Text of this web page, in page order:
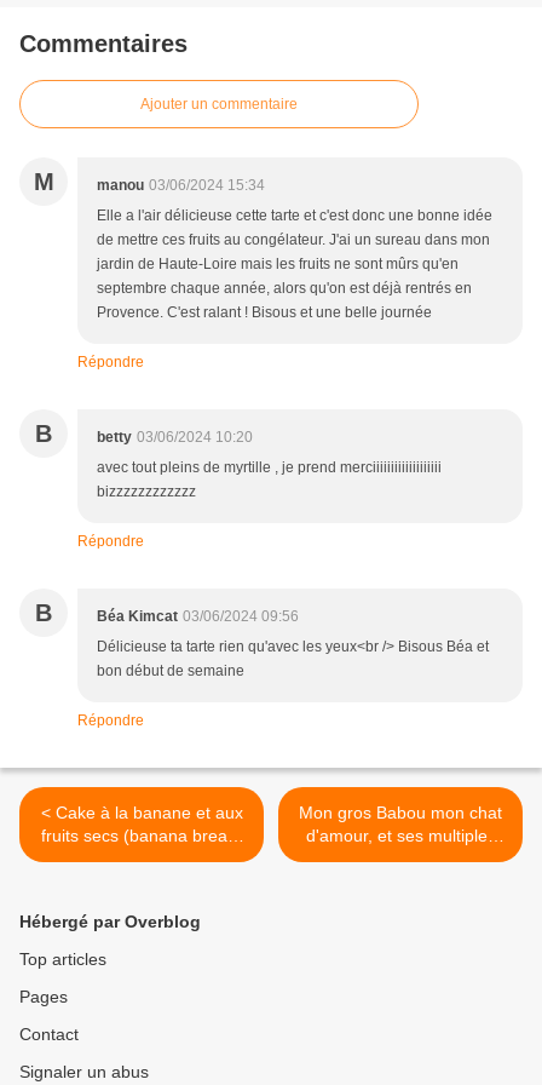
Commentaires
Ajouter un commentaire
M manou 03/06/2024 15:34
Elle a l'air délicieuse cette tarte et c'est donc une bonne idée
de mettre ces fruits au congélateur. J'ai un sureau dans mon
jardin de Haute-Loire mais les fruits ne sont mûrs qu'en
septembre chaque année, alors qu'on est déjà rentrés en
Provence. C'est ralant ! Bisous et une belle journée
Répondre
B betty 03/06/2024 10:20
avec tout pleins de myrtille , je prend merciiiiiiiiiiiiiiiiiii
bizzzzzzzzzzzz
Répondre
B Béa Kimcat 03/06/2024 09:56
Délicieuse ta tarte rien qu'avec les yeux<br /> Bisous Béa et
bon début de semaine
Répondre
< Cake à la banane et aux
fruits secs (banana bread)
allégé en sucre
Mon gros Babou mon chat
d'amour, et ses multiples
surnoms >
Hébergé par Overblog
Top articles
Pages
Contact
Signaler un abus